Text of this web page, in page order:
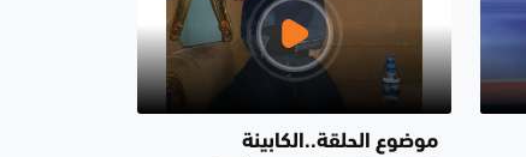
موضوع الحلقة..الكابينة